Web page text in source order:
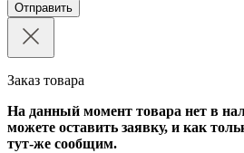
Отправить
Заказ товара
На данный момент товара нет в
можете оставить заявку, и как
тут-же сообщим.